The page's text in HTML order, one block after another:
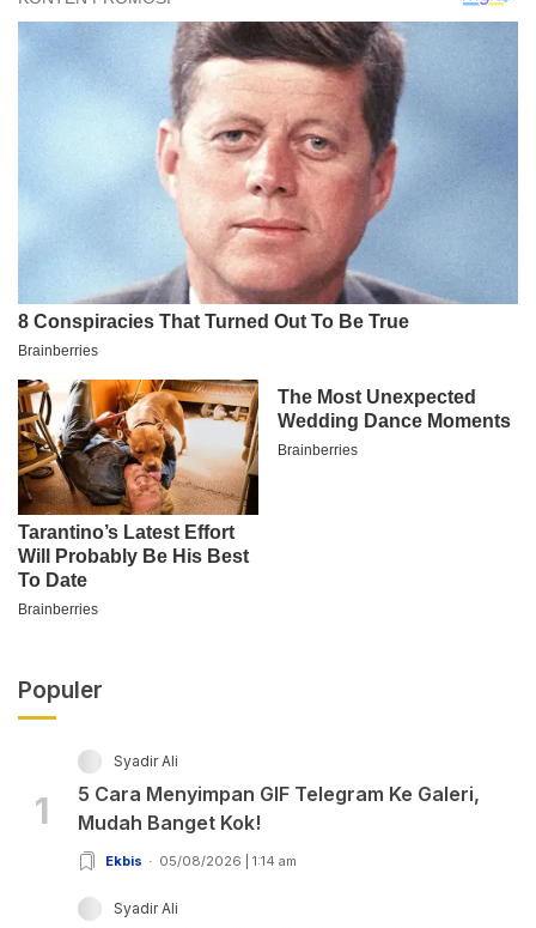
Populer
1
Syadir Ali
5 Cara Menyimpan GIF Telegram Ke Galeri,
Mudah Banget Kok!
Ekbis 05/08/2026 | 1:14 am
Syadir Ali